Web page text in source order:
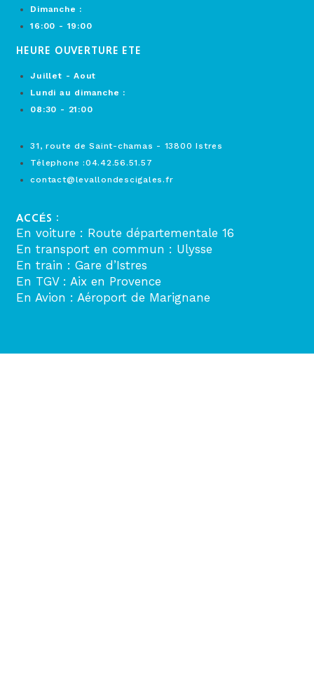
Dimanche :
16:00 - 19:00
HEURE OUVERTURE ETE
Juillet - Aout
Lundi au dimanche :
08:30 - 21:00
31, route de Saint-chamas - 13800 Istres
Télephone :04.42.56.51.57
contact@levallondescigales.fr
ACCÉS :
En voiture : Route départementale 16
En transport en commun : Ulysse
En train : Gare d’Istres
En TGV : Aix en Provence
En Avion : Aéroport de Marignane